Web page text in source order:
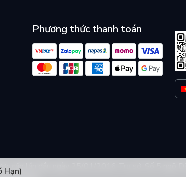
Hạn)
Phương thức thanh toán
lần đầu ngày 25/01/2016 Trụ sở: Số 5 ngõ Dã